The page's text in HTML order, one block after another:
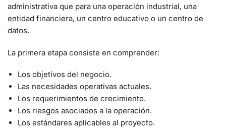
administrativa que para una operación industrial, una
entidad financiera, un centro educativo o un centro de
datos.
La primera etapa consiste en comprender:
Los objetivos del negocio.
Las necesidades operativas actuales.
Los requerimientos de crecimiento.
Los riesgos asociados a la operación.
Los estándares aplicables al proyecto.